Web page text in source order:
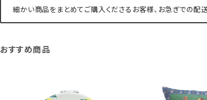
細かい商品をまとめてご購入くださるお客様、お急ぎでの
おすすめ商品